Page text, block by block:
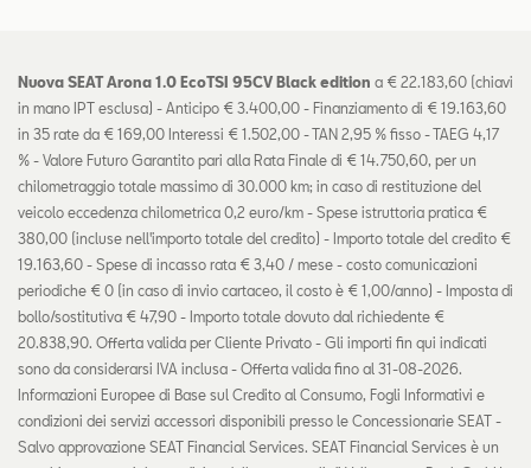
Nuova SEAT Arona 1.0 EcoTSI 95CV Black edition a € 22.183,60 (chiavi
in mano IPT esclusa) - Anticipo € 3.400,00 - Finanziamento di € 19.163,60
in 35 rate da € 169,00 Interessi € 1.502,00 - TAN 2,95 % fisso - TAEG 4,17
% - Valore Futuro Garantito pari alla Rata Finale di € 14.750,60, per un
chilometraggio totale massimo di 30.000 km; in caso di restituzione del
veicolo eccedenza chilometrica 0,2 euro/km - Spese istruttoria pratica €
380,00 (incluse nell'importo totale del credito) - Importo totale del credito €
19.163,60 - Spese di incasso rata € 3,40 / mese - costo comunicazioni
periodiche € 0 (in caso di invio cartaceo, il costo è € 1,00/anno) - Imposta di
bollo/sostitutiva € 47,90 - Importo totale dovuto dal richiedente €
20.838,90. Offerta valida per Cliente Privato - Gli importi fin qui indicati
sono da considerarsi IVA inclusa - Offerta valida fino al 31-08-2026.
Informazioni Europee di Base sul Credito al Consumo, Fogli Informativi e
condizioni dei servizi accessori disponibili presso le Concessionarie SEAT -
Salvo approvazione SEAT Financial Services. SEAT Financial Services è un